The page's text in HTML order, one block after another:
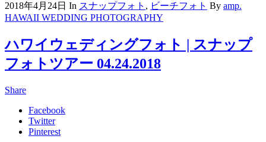
2018年4月24日 In スナップフォト , ビーチフォト By amp.
HAWAII WEDDING PHOTOGRAPHY
ハワイウェディングフォト | スナップ
フォトツアー 04.24.2018
Share
Facebook
Twitter
Pinterest